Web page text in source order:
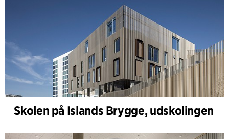
Skolen på Islands Brygge, udskolingen